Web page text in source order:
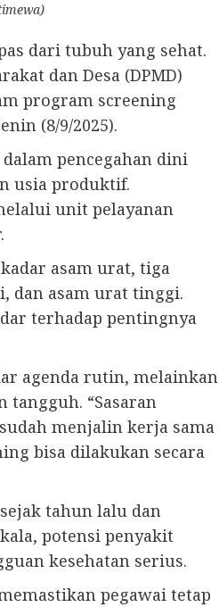
dari tubuh yang sehat.
dan Desa (DPMD)
program screening
(8/9/2025).
pencegahan dini
usia produktif.
unit pelayanan
asam urat, tiga
dan asam urat tinggi.
terhadap pentingnya
agenda rutin, melainkan
“Sasaran
menjalin kerja sama
bisa dilakukan secara
tahun lalu dan
potensi penyakit
kesehatan serius.
pegawai tetap